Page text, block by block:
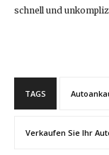
schnell und
TAGS
Verkaufen Sie Ihr